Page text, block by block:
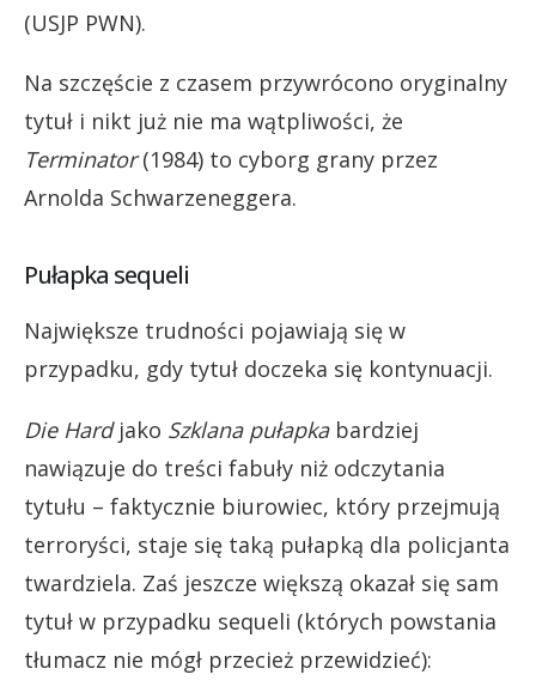
(USJP PWN).
Na szczęście z czasem przywrócono oryginalny
tytuł i nikt już nie ma wątpliwości, że
Terminator(1984) to cyborg grany przez
Arnolda Schwarzeneggera.
Pułapka sequeli
Największe trudności pojawiają się w
przypadku, gdy tytuł doczeka się kontynuacji.
Die Hardjako Szklana pułapkabardziej
nawiązuje do treści fabuły niż odczytania
tytułu – faktycznie biurowiec, który przejmują
terroryści, staje się taką pułapką dla policjanta
twardziela. Zaś jeszcze większą okazał się sam
tytuł w przypadku sequeli (których powstania
tłumacz nie mógł przecież przewidzieć):